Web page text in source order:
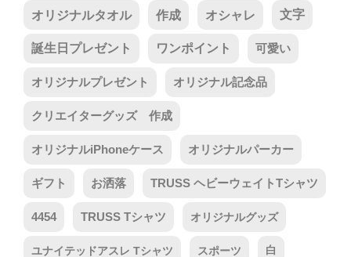
オリジナルタオル 作成 オシャレ 文字
誕生日プレゼント ワンポイント 可愛い
オリジナルプレゼント オリジナル記念品
クリエイターグッズ 作成
オリジナルiPhoneケース オリジナルパーカー
ギフト お洒落 TRUSS ヘビーウェイトTシャツ
4454 TRUSS Tシャツ オリジナルグッズ
ユナイテッドアスレ Tシャツ スポーツ 白